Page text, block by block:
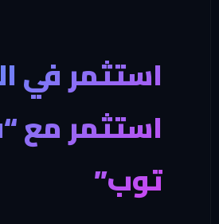
استثمر في
استثمر مع
توب”